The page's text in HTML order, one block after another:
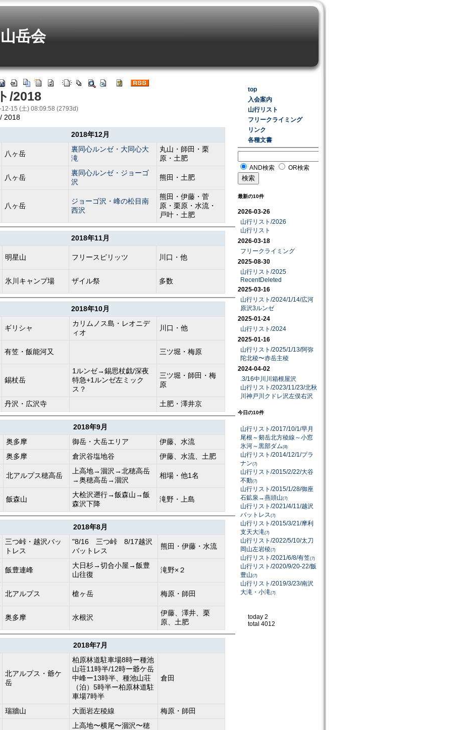
岳会
/2018
15 (土) 08:09:58 (2793d)
/ 2018
2018年12月
八ヶ岳
裏同心ルンゼ・大同心大
滝
丸山・師田・栗
原・土肥
八ヶ岳
裏同心ルンゼ・ジョーゴ
沢
熊田・土肥
八ヶ岳
ジョーゴ沢・峰の松目南
西沢
熊田・伊藤・菅
原・栗原・水流・
戸叶・土肥
2018年11月
明星山 フリースピリッツ 川口・他
氷川キャンプ場 ザイル祭 多数
2018年10月
ギリシャ
カリムノス島・レオニデ
ィオ
川口・他
有笠・飯能河又 三ツ堀・梅原
錫杖岳
1ルンゼ→錫思杖戯/深夜
特急+1ルンゼ左ミック
ス？
三ツ堀・師田・梅
原
丹沢・広沢寺 土肥・澤井京
2018年9月
奥多摩 御岳・大岳エリア
伊藤、水流
奥多摩 倉沢谷塩地谷
伊藤、水流、土肥
北アルプス穂高岳
上高地→涸沢→北穂高岳
→奥穂高岳→涸沢
相場・他1名
飯森山
大桧沢遡行→飯森山→飯
森沢下降
滝野・上島
2018年8月
三つ峠・越沢バッ
トレス
"8/16 三つ峠 8/17越沢
バットレス
熊田・伊藤・水流
飯豊連峰
大日杉→切合小屋→飯豊
山往復
滝野×２
北アルプス 槍ヶ岳 梅原・師田
奥多摩 水根沢
伊藤、澤井、栗
原、土肥
2018年7月
北アルプス・爺ケ
岳
柏原林道駐車場8時ー種池
山荘11時半/12時ー爺ケ岳
中峰ー13時半、種池山荘
（泊）5時半ー柏原林道駐
車場7時半
倉田
瑞牆山 大面岩左稜線 梅原・師田
上高地〜横尾〜涸沢〜穂
top
入会案内
山行リスト
フリークライミング
リンク
各種文書
AND検索 OR検索
最新の10件
2026-03-26
山行リスト/2026
山行リスト
2026-03-18
フリークライミング
2025-08-30
山行リスト/2025
RecentDeleted
2025-03-16
山行リスト/2024/1/14/広河
原沢3ルンゼ
2025-01-24
山行リスト/2024
2025-01-16
山行リスト/2025/1/13/阿弥
陀北稜〜赤岳主稜
2024-04-02
.3/16中川川箱根屋沢
山行リスト/2023/11/23/北秋
川神戸川クドレ沢左俣右沢
今日の10件
山行リスト/2017/10/1/早月
尾根～剱岳北方稜線～小窓
氷河～黒部ダム(8)
山行リスト/2014/12/1/プラ
ナン(7)
山行リスト/2015/2/22/大谷
不動(7)
山行リスト/2015/1/28/御座
石鉱泉→燕頭山(7)
山行リスト/2021/4/11/越沢
バットレス (7)
山行リスト/2015/3/21/摩利
支天大滝(7)
山行リスト/2022/5/10/太刀
岡山左岩稜(7)
山行リスト/2021/6/8/有笠(7)
山行リスト/2020/9/20-22/飯
豊山(7)
山行リスト/2019/3/23/南沢
大滝・小滝(7)
today 2
total 4012